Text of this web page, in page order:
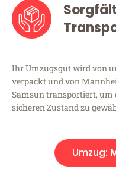
Ihr Umzugsgut wird von
verpackt und von
Samsun transportiert, um
sicheren Zustand zu
Umzug: